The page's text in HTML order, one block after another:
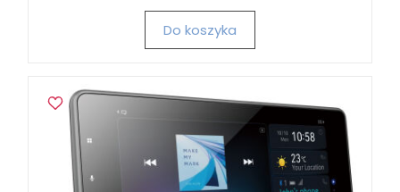
Do koszyka